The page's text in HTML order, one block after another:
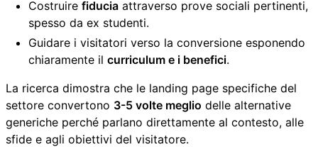
Costruire fiducia attraverso prove sociali pertinenti,
spesso da ex studenti.
Guidare i visitatori verso la conversione esponendo
chiaramente il curriculum e i benefici.
La ricerca dimostra che le landing page specifiche del
settore convertono 3-5 volte meglio delle alternative
generiche perché parlano direttamente al contesto, alle
sfide e agli obiettivi del visitatore.